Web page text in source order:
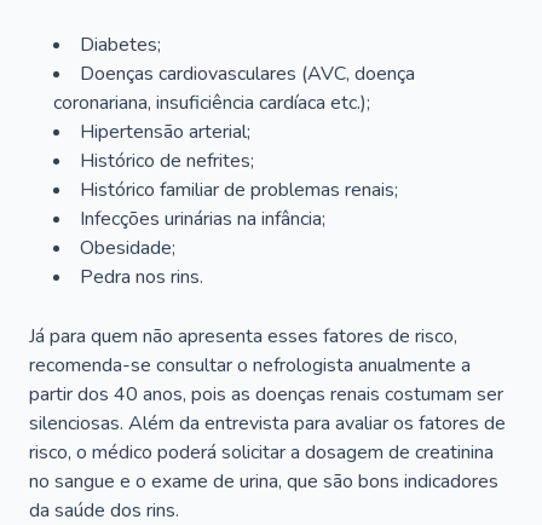
Diabetes;
Doenças cardiovasculares (AVC, doença
coronariana, insuficiência cardíaca etc.);
Hipertensão arterial;
Histórico de nefrites;
Histórico familiar de problemas renais;
Infecções urinárias na infância;
Obesidade;
Pedra nos rins.
Já para quem não apresenta esses fatores de risco,
recomenda-se consultar o nefrologista anualmente a
partir dos 40 anos, pois as doenças renais costumam ser
silenciosas. Além da entrevista para avaliar os fatores de
risco, o médico poderá solicitar a dosagem de creatinina
no sangue e o exame de urina, que são bons indicadores
da saúde dos rins.